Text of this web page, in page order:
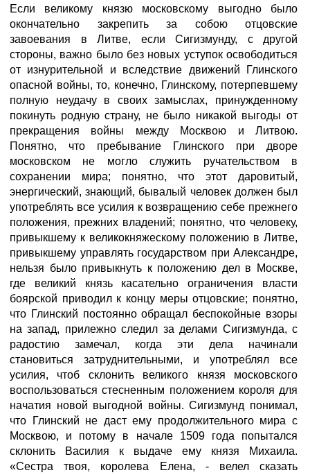
Если великому князю московскому выгодно было
окончательно закрепить за собою отцовские
завоевания в Литве, если Сигизмунду, с другой
стороны, важно было без новых уступок освободиться
от изнурительной и вследствие движений Глинского
опасной войны, то, конечно, Глинскому, потерпевшему
полную неудачу в своих замыслах, принужденному
покинуть родную страну, не было никакой выгоды от
прекращения войны между Москвою и Литвою.
Понятно, что пребывание Глинского при дворе
московском не могло служить ручательством в
сохранении мира; понятно, что этот даровитый,
энергический, знающий, бывалый человек должен был
употреблять все усилия к возвращению себе прежнего
положения, прежних владений; понятно, что человеку,
привыкшему к великокняжескому положению в Литве,
привыкшему управлять государством при Александре,
нельзя было привыкнуть к положению дел в Москве,
где великий князь касательно ограничения власти
боярской приводил к концу меры отцовские; понятно,
что Глинский постоянно обращал беспокойные взоры
на запад, прилежно следил за делами Сигизмунда, с
радостию замечал, когда эти дела начинали
становиться затруднительными, и употреблял все
усилия, чтоб склонить великого князя московского
воспользоваться стесненным положением короля для
начатия новой выгодной войны. Сигизмунд понимал,
что Глинский не даст ему продолжительного мира с
Москвою, и потому в начале 1509 года попытался
склонить Василия к выдаче ему князя Михаила.
«Сестра твоя, королева Елена, - велел сказать